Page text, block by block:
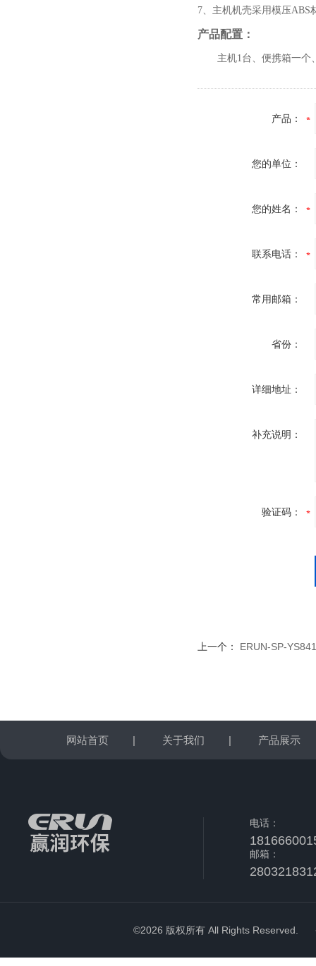
7、主机机壳采用模压ABS
产品配置：
主机1台、便携箱一个
产品：
您的单位：
您的姓名：
联系电话：
常用邮箱：
省份：
详细地址：
补充说明：
验证码：
上一个： ERUN-SP-
网站首页 | 关于我们 | 产品展示
电话：
邮箱：
©2026 版权所有 All Rights Reserved.